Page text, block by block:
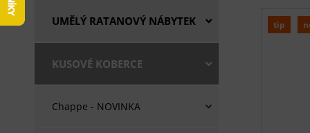
UMĚLÝ RATANOVÝ NÁBYTEK
KUSOVÉ KOBERCE
Chappe - NOVINKA
tip